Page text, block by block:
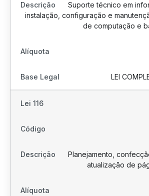
Suporte técnico em
instalação, configuração e
de computação e
LEI
Planejamento,
atualização de